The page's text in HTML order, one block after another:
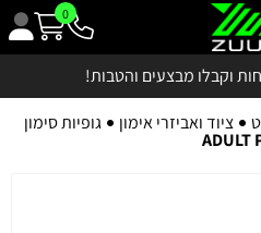
0
וקבלו מבצעים והטבות!
ציוד ואביזרי אימון גופיות סימון